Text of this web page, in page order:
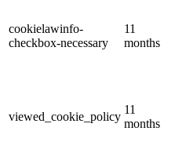
cookielawinfo-
checkbox-necessary
11
months
viewed_cookie_policy
11
months